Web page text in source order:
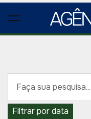
Filtrar por data